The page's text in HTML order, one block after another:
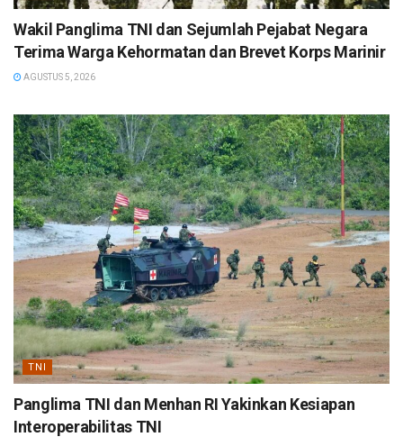
Wakil Panglima TNI dan Sejumlah Pejabat Negara
Terima Warga Kehormatan dan Brevet Korps Marinir
AGUSTUS 5, 2026
TNI
Panglima TNI dan Menhan RI Yakinkan Kesiapan
Interoperabilitas TNI